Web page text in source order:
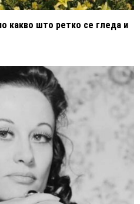
какво што ретко се гледа и